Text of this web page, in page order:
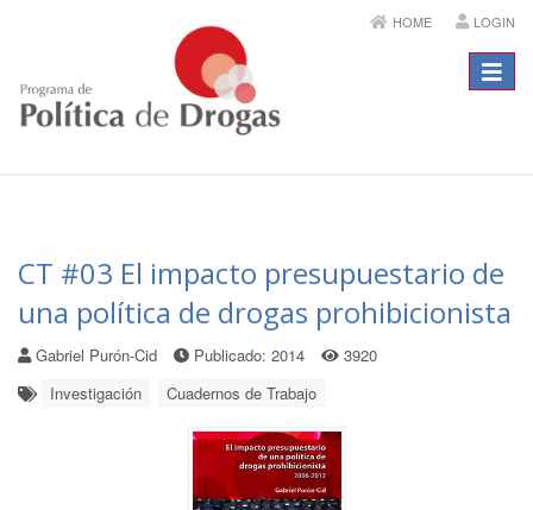
HOME LOGIN
Menú
CT #03 El impacto presupuestario de
una política de drogas prohibicionista
Gabriel Purón-Cid Publicado: 2014
3920
Investigación
Cuadernos de Trabajo